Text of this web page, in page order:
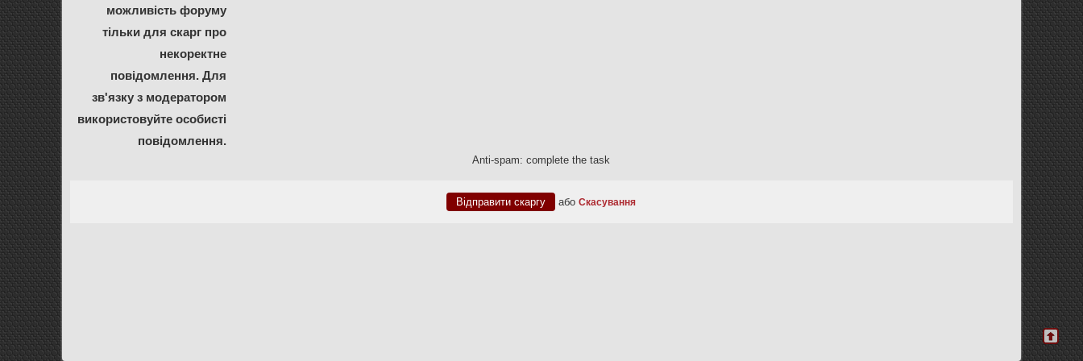
можливість форуму
тільки для скарг про
некоректне
повідомлення. Для
зв'язку з модератором
використовуйте особисті
повідомлення.
Anti-spam: complete the task
абоСкасування